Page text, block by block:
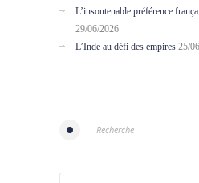
L’insoutenable préférence
29/06/2026
L’Inde au défi des empires 25/
Recherche